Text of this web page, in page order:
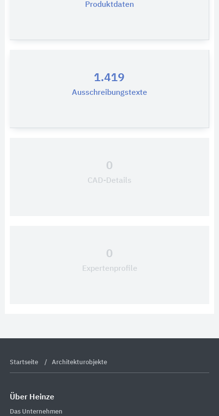
Produktdaten
1.419
Ausschreibungstexte
0
CAD-Details
0
Expertenprofile
Startseite Architekturobjekte
Über Heinze
Das Unternehmen